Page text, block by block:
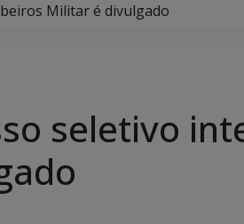
Militar é divulgado
seletivo